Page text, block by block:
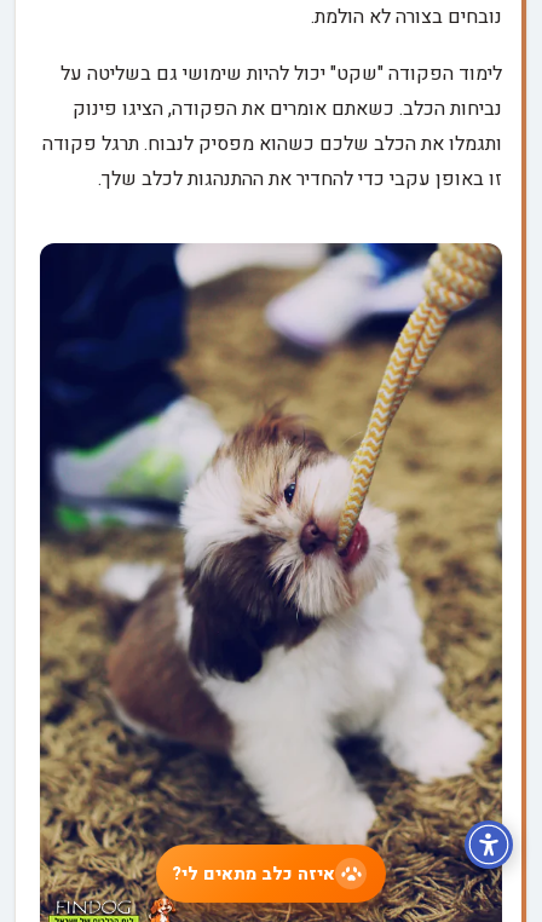
נובחים בצורה לא הולמת.
לימוד הפקודה "שקט" יכול להיות שימושי גם בשליטה על
נביחות הכלב. כשאתם אומרים את הפקודה, הציגו פינוק
ותגמלו את הכלב שלכם כשהוא מפסיק לנבוח. תרגל פקודה
זו באופן עקבי כדי להחדיר את ההתנהגות לכלב שלך.
איזה כלב מתאים לי?